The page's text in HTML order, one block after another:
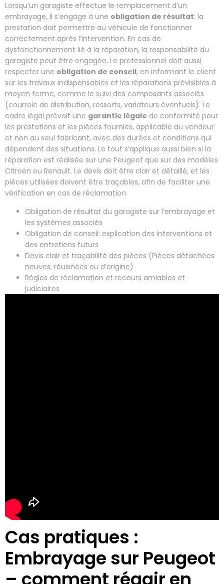
Lorsqu’un garagiste effectue le remplacement d’un
embrayage, il s’engage à une obligation de résultat: la
prestation doit permettre au véhicule de fonctionner
correctement après l’intervention. En cas de
dysfonctionnement lié à la réparation, la responsabilité du
garagiste peut être engagée. Le professionnel doit aussi
respecter une obligation de conseil, en informant le client
sur les travaux indispensables et les réparations prévisibles à
moyen terme, comme le suivi des composants associés
(courroie de distribution, ressorts, variateurs éventuels). Le
cadre légal prévoit une garantie légale de conformité pour
les prestations et les pièces fournies, applicable au vendeur
et non au seul fabricant, avec des durées et conditions qui
dépendent des situations. Le tout s’applique aussi bien si la
réparation est réalisée sur une Peugeot que sur des modèles
Citroën ou Renault. Le devis doit être clair et détaillé, et les
pièces utilisées doivent être traçables, afin de faciliter une
vérification en cas de réclamation.
Obligation de résultat du garagiste sur l’embrayage et
les systèmes associés
Obligation de conseil: explication des interventions et
des entretiens futurs
Devis clair et traçabilité des pièces (Pièces détachées
neuves, réusinées ou d’origine)
Règles de réclamation et recours amiables et
judiciaires
Cas pratiques :
Embrayage sur Peugeot
– comment réagir en